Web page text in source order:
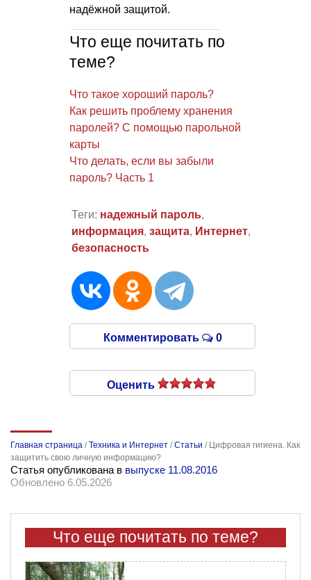
надёжной защитой.
Что еще почитать по
теме?
Что такое хороший пароль?
Как решить проблему хранения
паролей? С помощью парольной
карты
Что делать, если вы забыли
пароль? Часть 1
Теги: надежный пароль,
информация, защита, Интернет,
безопасность
Комментировать 0
Оценить
Главная страница /Техника и Интернет /Статьи / Цифровая гигиена. Как
защитить свою личную информацию?
Статья опубликована в выпуске 11.08.2016
Обновлено 6.05.2026
Что еще почитать по теме?